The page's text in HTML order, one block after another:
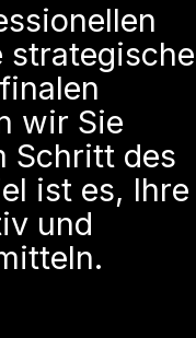
strategische
wir Sie
Schritt des
ist es, Ihre
und